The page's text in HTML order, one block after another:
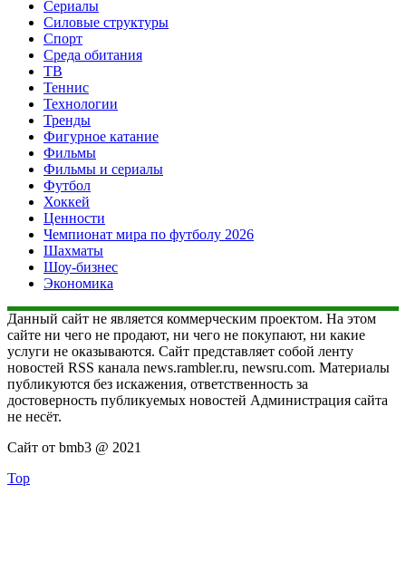
Сериалы
Силовые структуры
Спорт
Среда обитания
ТВ
Теннис
Технологии
Тренды
Фигурное катание
Фильмы
Фильмы и сериалы
Футбол
Хоккей
Ценности
Чемпионат мира по футболу 2026
Шахматы
Шоу-бизнес
Экономика
Данный сайт не является коммерческим проектом. На этом
сайте ни чего не продают, ни чего не покупают, ни какие
услуги не оказываются. Сайт представляет собой ленту
новостей RSS канала news.rambler.ru, newsru.com. Материалы
публикуются без искажения, ответственность за
достоверность публикуемых новостей Администрация сайта
не несёт.
Сайт от bmb3 @ 2021
Top